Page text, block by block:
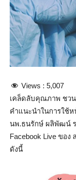
Views : 5,007
เคล็ดลับคุณภาพ ชวน
คำแนะนำในการใช้ห
นพ.ธนรักษ์ ผลิพัฒน์ ร
Facebook Live ของ
ดังนี้